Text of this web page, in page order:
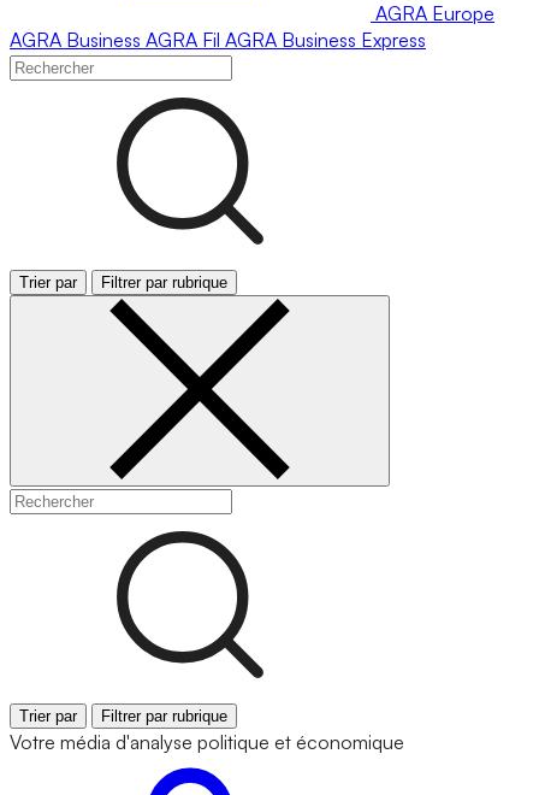
AGRA Europe
AGRA Business AGRA Fil AGRA Business Express
Trier par Filtrer par rubrique
Trier par Filtrer par rubrique
Votre média d'analyse politique et économique